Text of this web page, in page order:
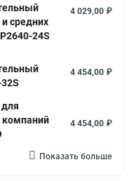
средних
24S
4 029,00 ₽
4 454,00 ₽
компаний
4 454,00 ₽
Показать больше